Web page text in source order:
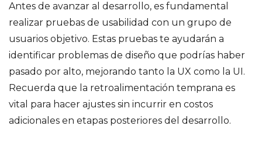
Antes de avanzar al desarrollo, es fundamental
realizar pruebas de usabilidad con un grupo de
usuarios objetivo. Estas pruebas te ayudarán a
identificar problemas de diseño que podrías haber
pasado por alto, mejorando tanto la UX como la UI.
Recuerda que la retroalimentación temprana es
vital para hacer ajustes sin incurrir en costos
adicionales en etapas posteriores del desarrollo.